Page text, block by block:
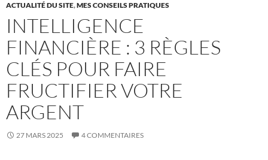
ACTUALITÉ DU SITE,MES CONSEILS PRATIQUES
INTELLIGENCE
FINANCIÈRE : 3 RÈGLES
CLÉS POUR FAIRE
FRUCTIFIER VOTRE
ARGENT
27 MARS 2025 4 COMMENTAIRES